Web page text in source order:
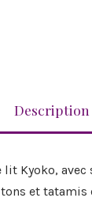
Description
lit Kyoko,
et tatamis